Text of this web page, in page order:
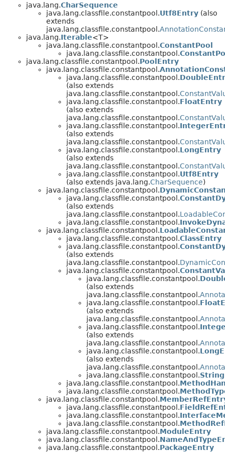
java.lang.CharSequence
java.lang.classfile.constantpool.Utf8Entry (also
extends
java.lang.classfile.constantpool.
java.lang.Iterable<T>
java.lang.classfile.constantpool.ConstantPool
java.lang.classfile.constantpool.
java.lang.classfile.constantpool.PoolEntry
java.lang.classfile.constantpool.
java.lang.classfile.constantpool.
(also extends
java.lang.classfile.constantpool.
java.lang.classfile.constantpool.FloatEntry
(also extends
java.lang.classfile.constantpool.
java.lang.classfile.constantpool.
(also extends
java.lang.classfile.constantpool.
java.lang.classfile.constantpool.LongEntry
(also extends
java.lang.classfile.constantpool.
java.lang.classfile.constantpool.Utf8Entry
(also extends java.lang.CharSequence)
java.lang.classfile.constantpool.
java.lang.classfile.constantpool.
(also extends
java.lang.classfile.constantpool.
java.lang.classfile.constantpool.
java.lang.classfile.constantpool.
java.lang.classfile.constantpool.ClassEntry
java.lang.classfile.constantpool.
(also extends
java.lang.classfile.constantpool.
java.lang.classfile.constantpool.
java.lang.classfile.constantpool.
(also extends
java.lang.classfile.constantpool.
java.lang.classfile.constantpool.
(also extends
java.lang.classfile.constantpool.
java.lang.classfile.constantpool.
(also extends
java.lang.classfile.constantpool.
java.lang.classfile.constantpool.
(also extends
java.lang.classfile.constantpool.
java.lang.classfile.constantpool.
java.lang.classfile.constantpool.
java.lang.classfile.constantpool.
java.lang.classfile.constantpool.
java.lang.classfile.constantpool.
java.lang.classfile.constantpool.
java.lang.classfile.constantpool.
java.lang.classfile.constantpool.ModuleEntry
java.lang.classfile.constantpool.
java.lang.classfile.constantpool.PackageEntry